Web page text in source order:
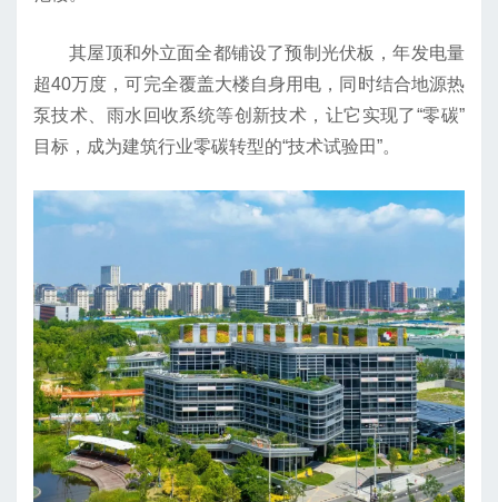
其屋顶和外立面全都铺设了预制光伏板，年发电量
超40万度，可完全覆盖大楼自身用电，同时结合地源热
泵技术、雨水回收系统等创新技术，让它实现了“零碳”
目标，成为建筑行业零碳转型的“技术试验田”。